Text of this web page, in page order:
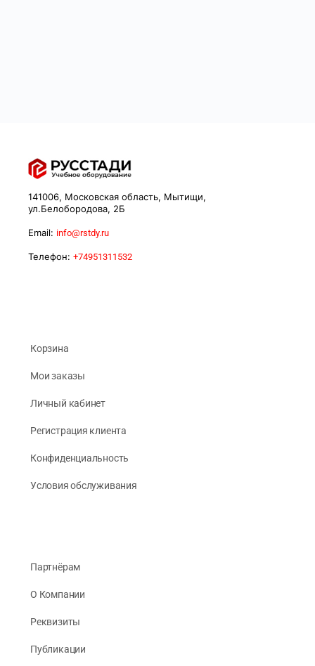
141006, Московская область, Мытищи,
ул.Белобородова, 2Б
Email: info@rstdy.ru
Телефон: +74951311532
Корзина
Мои заказы
Личный кабинет
Регистрация клиента
Конфиденциальность
Условия обслуживания
Партнёрам
О Компании
Реквизиты
Публикации